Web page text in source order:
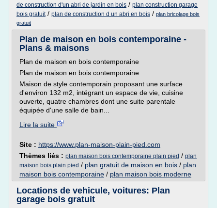
de construction d'un abri de jardin en bois / plan construction garage
bois gratuit/ plan de construction d un abri en bois / plan bricolage bois
gratuit
Plan de maison en bois contemporaine -
Plans & maisons
Plan de maison en bois contemporaine
Plan de maison en bois contemporaine
Maison de style contemporain proposant une surface
d'environ 132 m2, intégrant un espace de vie, cuisine
ouverte, quatre chambres dont une suite parentale
équipée d'une salle de bain...
Lire la suite
Site : https://www.plan-maison-plain-pied.com
Thèmes liés : plan maison bois contemporaine plain pied / plan
maison bois plain pied / plan gratuit de maison en bois / plan
maison bois contemporaine / plan maison bois moderne
Locations de vehicule, voitures: Plan
garage bois gratuit